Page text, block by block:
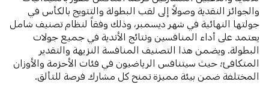
والجوائز النقدية وصولاً إلى لقب البطولة والتتويج بالكأس في
جولتها النهائية في شهر ديسمبر، وذلك وفقاً لنظام تصنيف شامل
يعتمد على أداء المنافسين ونتائج الأندية في جميع جولات
البطولة. ويضمن هذا التصنيف المنافسة النزيهة والتقدير
المتكافئ؛ حيث سيتنافس الرياضيون في فئات الأحزمة والأوزان
المختلفة ضمن بيئة مميزة تمنح كل مشارك فرصة للتألق.